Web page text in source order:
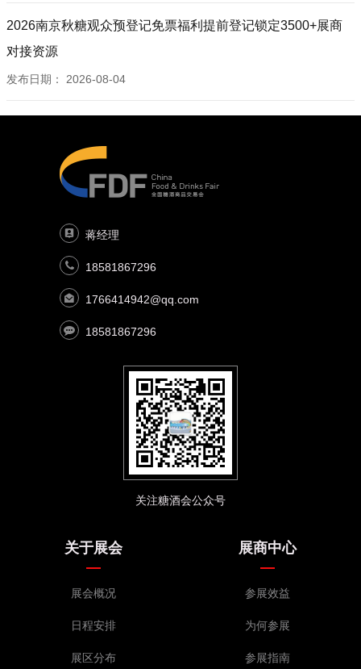
2026南京秋糖观众预登记免票福利提前登记锁定3500+展商
对接资源
发布日期： 2026-08-04
蒋经理
18581867296
1766414942@qq.com
18581867296
关注糖酒会公众号
关于展会
展会概况
日程安排
展区分布
展商中心
参展效益
为何参展
参展指南